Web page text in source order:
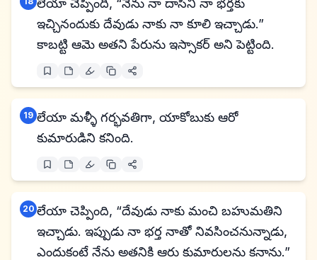
లేయా చెప్పింది, “నేను నా దాసిని నా భర్తకు
ఇచ్చినందుకు దేవుడు నాకు నా కూలి ఇచ్చాడు.”
కాబట్టి ఆమె అతని పేరును ఇస్సాకర్ అని పెట్టింది.
19 లేయా మళ్ళీ గర్భవతిగా, యాకోబుకు ఆరో
కుమారుడిని కనింది.
20 లేయా చెప్పింది, “దేవుడు నాకు మంచి బహుమతిని
ఇచ్చాడు. ఇప్పుడు నా భర్త నాతో నివసించనున్నాడు,
ఎందుకంటే నేను అతనికి ఆరు కుమారులను కనాను.”